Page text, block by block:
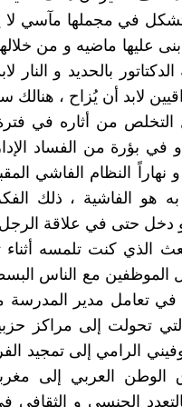
في مجملها مآسي لا
عليها ماضيه و من
بالحديد و
لابد أن يُزاح ،
من أثاره في
بؤرة من الفساد
و نهاراً النظام الفاشي
هو الفاشية ، ذلك
دخل حتى في علاقة الرجل
الذي كنت تلمسه
الموظفين مع الناس
تعامل مدير المدرسة
تحولت إلى مراكز
الرامي إلى تمجيد
العربي إلى
الجنسي و الثقافي